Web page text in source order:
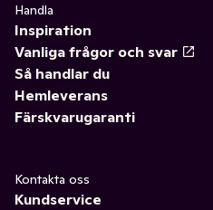
Handla
Inspiration
Vanliga frågor och svar
Så handlar du
Hemleverans
Färskvarugaranti
Kontakta oss
Kundservice